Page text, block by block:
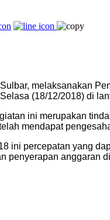
melaksanakan
(18/12/2018) di
ini merupakan
mendapat
ini percepatan yang
anggaran